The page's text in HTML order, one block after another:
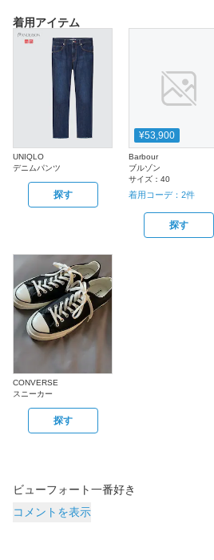
着用アイテム
UNIQLO
デニムパンツ
探す
¥53,900
Barbour
ブルゾン
サイズ：40
着用コーデ：2件
探す
CONVERSE
スニーカー
探す
ビューフォート一番好き
コメントを表示